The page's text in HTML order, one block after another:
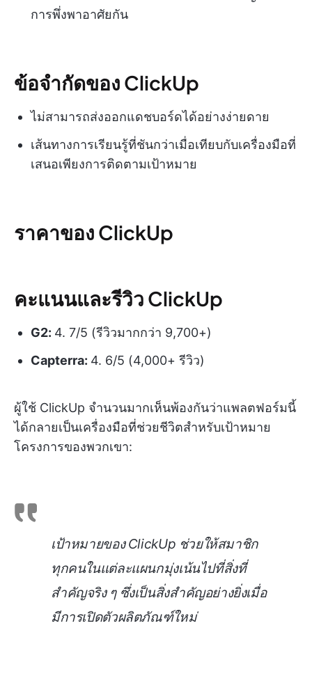
การพึ่งพาอาศัยกัน
ข้อจำกัดของ ClickUp
ไม่สามารถส่งออกแดชบอร์ดได้อย่างง่ายดาย
เส้นทางการเรียนรู้ที่ชันกว่าเมื่อเทียบกับเครื่องมือที่
เสนอเพียงการติดตามเป้าหมาย
ราคาของ ClickUp
คะแนนและรีวิว ClickUp
G2: 4. 7/5 (รีวิวมากกว่า 9,700+)
Capterra: 4. 6/5 (4,000+ รีวิว)
ผู้ใช้ ClickUp จำนวนมากเห็นพ้องกันว่าแพลตฟอร์มนี้
ได้กลายเป็นเครื่องมือที่ช่วยชีวิตสำหรับเป้าหมาย
โครงการของพวกเขา:
เป้าหมายของ ClickUp ช่วยให้สมาชิก
ทุกคนในแต่ละแผนกมุ่งเน้นไปที่สิ่งที่
สำคัญจริง ๆ ซึ่งเป็นสิ่งสำคัญอย่างยิ่งเมื่อ
มีการเปิดตัวผลิตภัณฑ์ใหม่